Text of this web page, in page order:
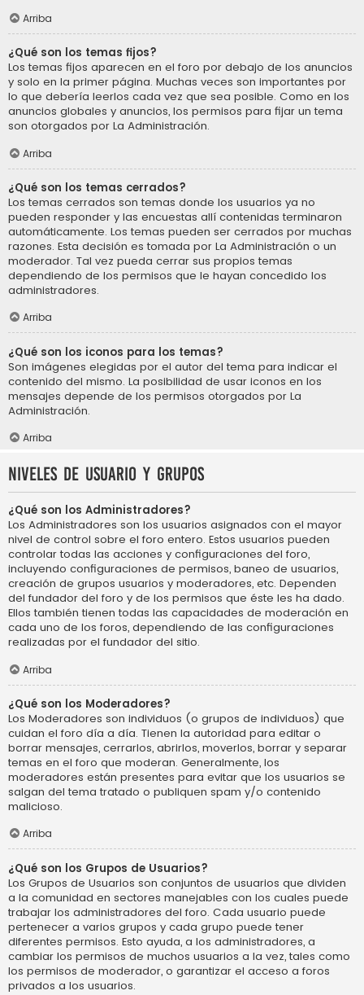
Arriba
¿Qué son los temas fijos?
Los temas fijos aparecen en el foro por debajo de los anuncios
y solo en la primer página. Muchas veces son importantes por
lo que debería leerlos cada vez que sea posible. Como en los
anuncios globales y anuncios, los permisos para fijar un tema
son otorgados por La Administración.
Arriba
¿Qué son los temas cerrados?
Los temas cerrados son temas donde los usuarios ya no
pueden responder y las encuestas allí contenidas terminaron
automáticamente. Los temas pueden ser cerrados por muchas
razones. Esta decisión es tomada por La Administración o un
moderador. Tal vez pueda cerrar sus propios temas
dependiendo de los permisos que le hayan concedido los
administradores.
Arriba
¿Qué son los iconos para los temas?
Son imágenes elegidas por el autor del tema para indicar el
contenido del mismo. La posibilidad de usar iconos en los
mensajes depende de los permisos otorgados por La
Administración.
Arriba
Niveles de usuario y grupos
¿Qué son los Administradores?
Los Administradores son los usuarios asignados con el mayor
nivel de control sobre el foro entero. Estos usuarios pueden
controlar todas las acciones y configuraciones del foro,
incluyendo configuraciones de permisos, baneo de usuarios,
creación de grupos usuarios y moderadores, etc. Dependen
del fundador del foro y de los permisos que éste les ha dado.
Ellos también tienen todas las capacidades de moderación en
cada uno de los foros, dependiendo de las configuraciones
realizadas por el fundador del sitio.
Arriba
¿Qué son los Moderadores?
Los Moderadores son individuos (o grupos de individuos) que
cuidan el foro día a día. Tienen la autoridad para editar o
borrar mensajes, cerrarlos, abrirlos, moverlos, borrar y separar
temas en el foro que moderan. Generalmente, los
moderadores están presentes para evitar que los usuarios se
salgan del tema tratado o publiquen spam y/o contenido
malicioso.
Arriba
¿Qué son los Grupos de Usuarios?
Los Grupos de Usuarios son conjuntos de usuarios que dividen
a la comunidad en sectores manejables con los cuales puede
trabajar los administradores del foro. Cada usuario puede
pertenecer a varios grupos y cada grupo puede tener
diferentes permisos. Esto ayuda, a los administradores, a
cambiar los permisos de muchos usuarios a la vez, tales como
los permisos de moderador, o garantizar el acceso a foros
privados a los usuarios.